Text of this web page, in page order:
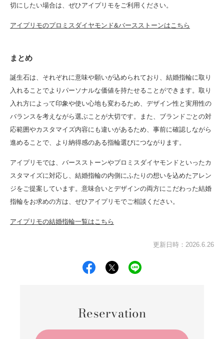
切にしたい場合は、ぜひアイプリモをご利用ください。
アイプリモのプロミスダイヤモンド&バースストーンはこちら
まとめ
誕生石は、それぞれに意味や願いが込められており、結婚指輪に取り
入れることでよりパーソナルな価値を持たせることができます。取り
入れ方によって印象や使い心地も変わるため、デザイン性と実用性の
バランスを考えながら選ぶことが大切です。また、ブランドごとの対
応範囲やカスタマイズ内容にも違いがあるため、事前に確認しながら
進めることで、より納得感のある指輪選びにつながります。
アイプリモでは、バースストーンやプロミスダイヤモンドといったカ
スタマイズに対応し、結婚指輪の内側にふたりの想いを込めたアレン
ジをご提案しています。意味合いとデザインの両方にこだわった結婚
指輪をお求めの方は、ぜひアイプリモでご相談ください。
アイプリモの結婚指輪一覧はこちら
更新日時：2026.6.26
Reservation